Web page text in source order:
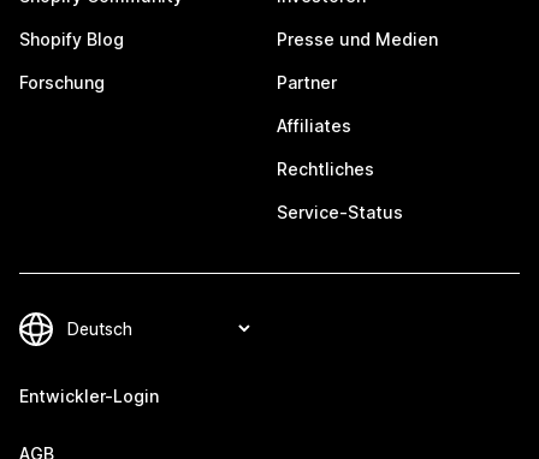
Shopify Blog
Forschung
Presse und Medien
Partner
Affiliates
Rechtliches
Service-Status
Entwickler-Login
AGB